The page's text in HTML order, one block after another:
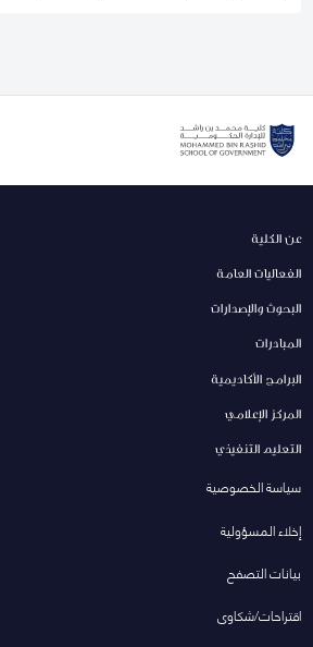
عن الكلية
الفعاليات العامة
البحوث والإصدارات
المبادرات
البرامج الأكاديمية
المركز الإعلامي
التعليم التنفيذي
سياسة الخصوصية
إخلاء المسؤولية
بيانات التصفح
اقتراحات/شكاوى